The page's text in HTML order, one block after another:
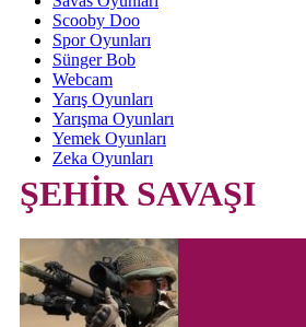
Scooby Doo
Spor Oyunları
Sünger Bob
Webcam
Yarış Oyunları
Yarışma Oyunları
Yemek Oyunları
Zeka Oyunları
ŞEHİR SAVAŞI